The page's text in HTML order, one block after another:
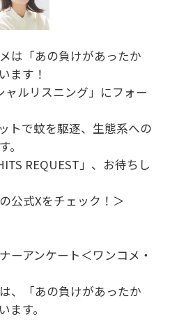
は「あの負けがあったか
ます！
ャルリスニング」にフォー
トで蚊を駆逐、生態系への
。
REQUEST」、お待ちし
公式Xをチェック！＞
ーアンケート＜ワンコメ・
、「あの負けがあったか
ます。